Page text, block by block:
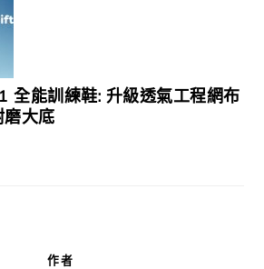
全能訓練鞋: 升級透氣工程網布
大底
作者